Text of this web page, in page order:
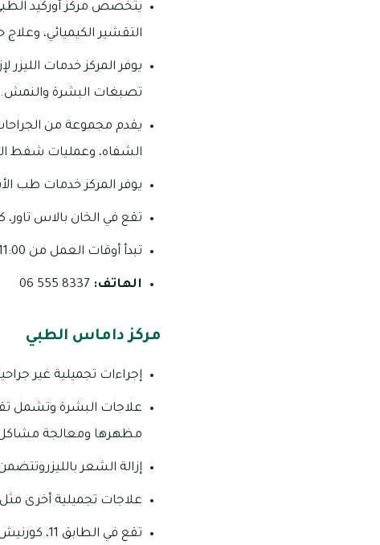
يتخصص مركز أوركيد
التقشير الكيميائي،
يوفر المركز خدمات الليزر
تصبغات البشرة والنمش.
يقدم مجموعة من
الشفاه، وعمليات شفط
يوفر المركز خدمات طب
تقع في الخان بالاس تاور،
تبدأ أوقات العمل من 11:00 صباحاً إلى 09:00 مساءً من السبت إلى الخميس.
الهاتف:
مركز داماس الطبي
إجراءات تجميلية غير
علاجات البشرة وتشمل
مظهرها ومعالجة
إزالة الشعر
علاجات تجميلية أخرى مثل
تقع في الطابق 11، كورنيش بلازا 1، المجاز 1